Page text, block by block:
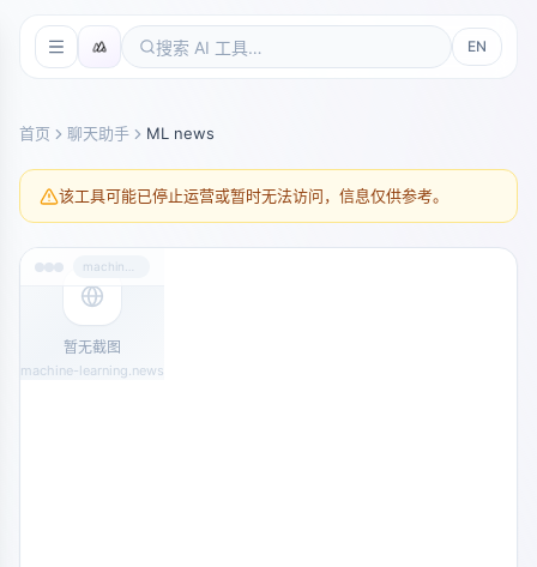
EN
首页 聊天助手 ML news
该工具可能已停止运营或暂时无法访问，信息仅供参考。
暂无截图
machine-learning.news